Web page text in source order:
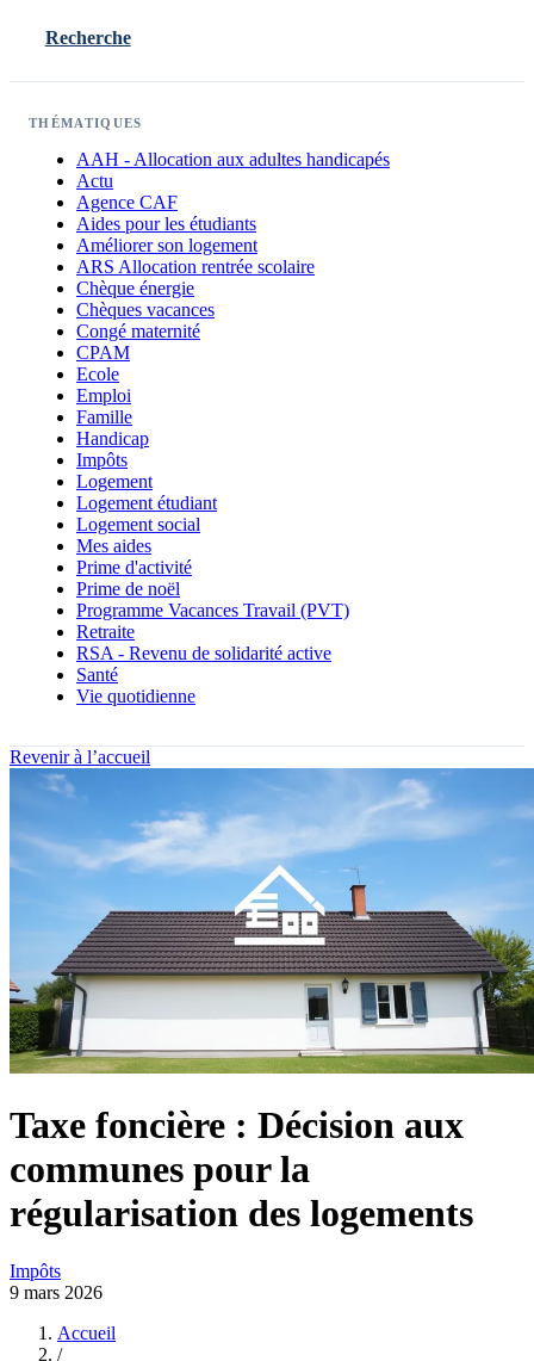
Recherche
THÉMATIQUES
AAH - Allocation aux adultes handicapés
Actu
Agence CAF
Aides pour les étudiants
Améliorer son logement
ARS Allocation rentrée scolaire
Chèque énergie
Chèques vacances
Congé maternité
CPAM
Ecole
Emploi
Famille
Handicap
Impôts
Logement
Logement étudiant
Logement social
Mes aides
Prime d'activité
Prime de noël
Programme Vacances Travail (PVT)
Retraite
RSA - Revenu de solidarité active
Santé
Vie quotidienne
Revenir à l’accueil
Taxe foncière : Décision aux
communes pour la
régularisation des logements
Impôts
9 mars 2026
Accueil
/